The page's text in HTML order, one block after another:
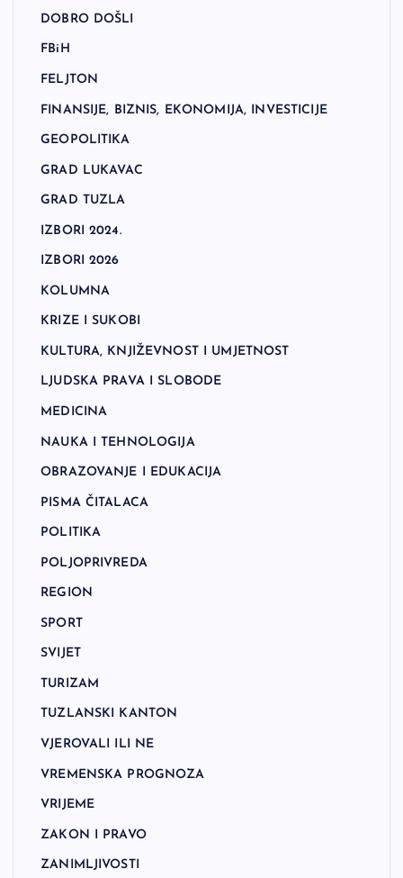
DOBRO DOŠLI
FBiH
FELJTON
FINANSIJE, BIZNIS, EKONOMIJA, INVESTICIJE
GEOPOLITIKA
GRAD LUKAVAC
GRAD TUZLA
IZBORI 2024.
IZBORI 2026
KOLUMNA
KRIZE I SUKOBI
KULTURA, KNJIŽEVNOST I UMJETNOST
LJUDSKA PRAVA I SLOBODE
MEDICINA
NAUKA I TEHNOLOGIJA
OBRAZOVANJE I EDUKACIJA
PISMA ČITALACA
POLITIKA
POLJOPRIVREDA
REGION
SPORT
SVIJET
TURIZAM
TUZLANSKI KANTON
VJEROVALI ILI NE
VREMENSKA PROGNOZA
VRIJEME
ZAKON I PRAVO
ZANIMLJIVOSTI